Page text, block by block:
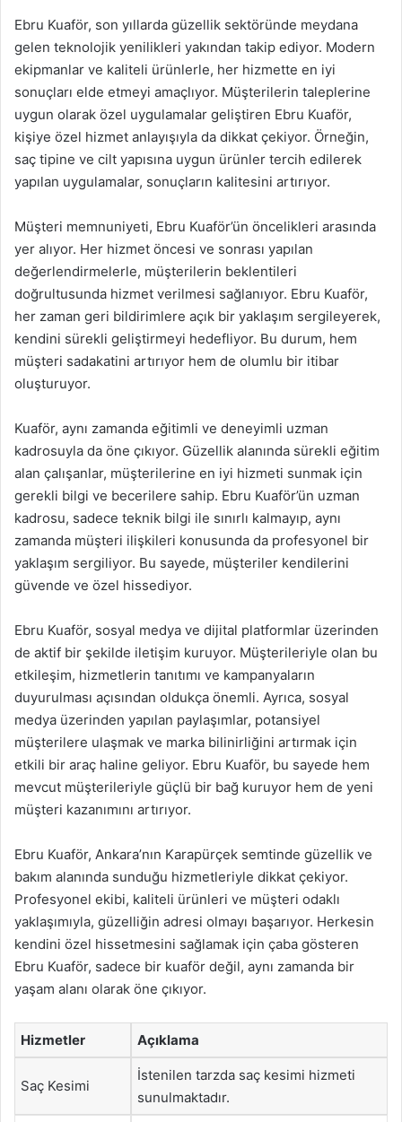
Ebru Kuaför, son yıllarda güzellik sektöründe meydana
gelen teknolojik yenilikleri yakından takip ediyor. Modern
ekipmanlar ve kaliteli ürünlerle, her hizmette en iyi
sonuçları elde etmeyi amaçlıyor. Müşterilerin taleplerine
uygun olarak özel uygulamalar geliştiren Ebru Kuaför,
kişiye özel hizmet anlayışıyla da dikkat çekiyor. Örneğin,
saç tipine ve cilt yapısına uygun ürünler tercih edilerek
yapılan uygulamalar, sonuçların kalitesini artırıyor.
Müşteri memnuniyeti, Ebru Kuaför’ün öncelikleri arasında
yer alıyor. Her hizmet öncesi ve sonrası yapılan
değerlendirmelerle, müşterilerin beklentileri
doğrultusunda hizmet verilmesi sağlanıyor. Ebru Kuaför,
her zaman geri bildirimlere açık bir yaklaşım sergileyerek,
kendini sürekli geliştirmeyi hedefliyor. Bu durum, hem
müşteri sadakatini artırıyor hem de olumlu bir itibar
oluşturuyor.
Kuaför, aynı zamanda eğitimli ve deneyimli uzman
kadrosuyla da öne çıkıyor. Güzellik alanında sürekli eğitim
alan çalışanlar, müşterilerine en iyi hizmeti sunmak için
gerekli bilgi ve becerilere sahip. Ebru Kuaför’ün uzman
kadrosu, sadece teknik bilgi ile sınırlı kalmayıp, aynı
zamanda müşteri ilişkileri konusunda da profesyonel bir
yaklaşım sergiliyor. Bu sayede, müşteriler kendilerini
güvende ve özel hissediyor.
Ebru Kuaför, sosyal medya ve dijital platformlar üzerinden
de aktif bir şekilde iletişim kuruyor. Müşterileriyle olan bu
etkileşim, hizmetlerin tanıtımı ve kampanyaların
duyurulması açısından oldukça önemli. Ayrıca, sosyal
medya üzerinden yapılan paylaşımlar, potansiyel
müşterilere ulaşmak ve marka bilinirliğini artırmak için
etkili bir araç haline geliyor. Ebru Kuaför, bu sayede hem
mevcut müşterileriyle güçlü bir bağ kuruyor hem de yeni
müşteri kazanımını artırıyor.
Ebru Kuaför, Ankara’nın Karapürçek semtinde güzellik ve
bakım alanında sunduğu hizmetleriyle dikkat çekiyor.
Profesyonel ekibi, kaliteli ürünleri ve müşteri odaklı
yaklaşımıyla, güzelliğin adresi olmayı başarıyor. Herkesin
kendini özel hissetmesini sağlamak için çaba gösteren
Ebru Kuaför, sadece bir kuaför değil, aynı zamanda bir
yaşam alanı olarak öne çıkıyor.
Hizmetler Açıklama
Saç Kesimi
İstenilen tarzda saç kesimi hizmeti
sunulmaktadır.